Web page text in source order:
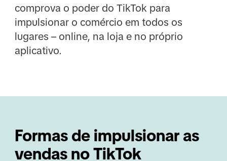
comprova o poder do TikTok para
impulsionar o comércio em todos os
lugares – online, na loja e no próprio
aplicativo.
Formas de impulsionar as
vendas no TikTok